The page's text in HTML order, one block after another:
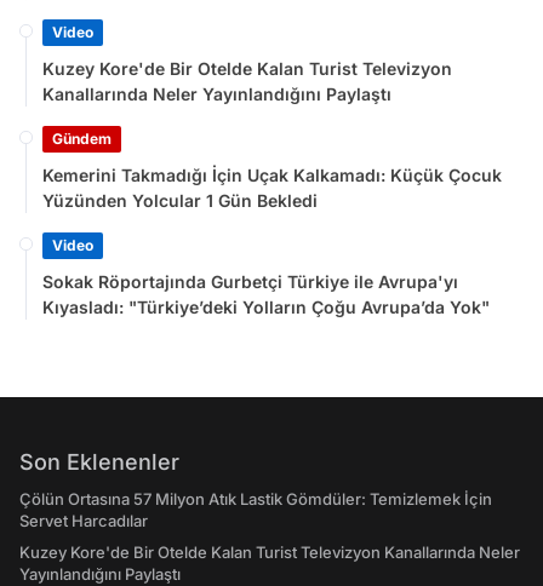
Video
Kuzey Kore'de Bir Otelde Kalan Turist Televizyon
Kanallarında Neler Yayınlandığını Paylaştı
Gündem
Kemerini Takmadığı İçin Uçak Kalkamadı: Küçük Çocuk
Yüzünden Yolcular 1 Gün Bekledi
Video
Sokak Röportajında Gurbetçi Türkiye ile Avrupa'yı
Kıyasladı: "Türkiye’deki Yolların Çoğu Avrupa’da Yok"
Son Eklenenler
Çölün Ortasına 57 Milyon Atık Lastik Gömdüler: Temizlemek İçin
Servet Harcadılar
Kuzey Kore'de Bir Otelde Kalan Turist Televizyon Kanallarında Neler
Yayınlandığını Paylaştı